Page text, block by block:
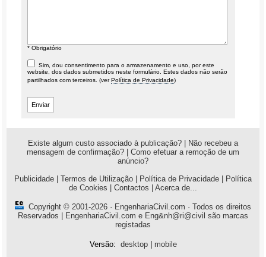
* Obrigatório
Sim, dou consentimento para o armazenamento e uso, por este
website, dos dados submetidos neste formulário. Estes dados não serão
partilhados com terceiros. (verPolítica de Privacidade)
Existe algum custo associado à publicação?
Não recebeu a
mensagem de confirmação?
Como efetuar a remoção de um
anúncio?
Publicidade
Termos de Utilização Política de Privacidade
Política
de Cookies
Contactos Acerca de...
Copyright © 2001-2026 · EngenhariaCivil.com · Todos os direitos
Reservados | EngenhariaCivil.com e Eng&nh@ri@civil são marcas
registadas
Versão: desktop| mobile